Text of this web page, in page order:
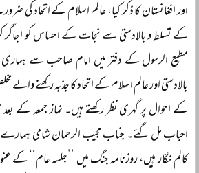
اور افغانستان کا ذکر کیا، عالم اسلام کے اتحاد کی
کے تسلط و بالادستی سے نجات کے احساس کو
مطیع الرسول کے دفتر میں امام صاحب سے ہماری
بالادستی اور عالم اسلام کے اتحاد کا جذبہ رکھنے
کے احوال پر گہری نظر رکھتے ہیں۔ نماز جمعہ کے
احباب مل گئے۔ جناب مجیب الرحمان شامی
کالم نگار ہیں، روزنامہ جنگ میں ’’جلسہ عام‘‘ کے